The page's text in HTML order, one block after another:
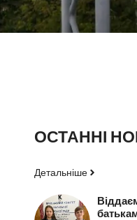
ОСТАННІ
Детальніше